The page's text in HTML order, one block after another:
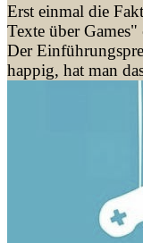
Erst einmal die
Texte über
Der
happig, hat man